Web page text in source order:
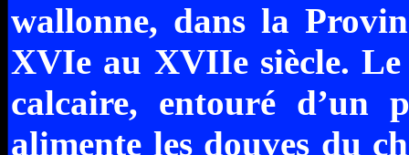
wallonne, dans la
XVIe au XVIIe siècle.
calcaire, entouré d’un
alimente les douves du